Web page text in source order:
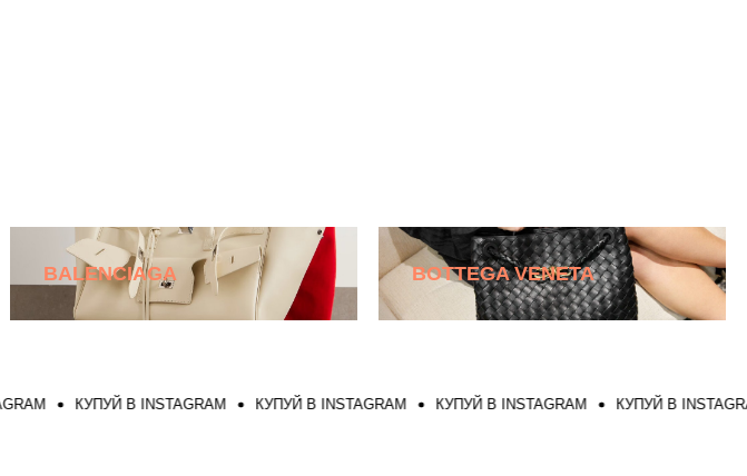
BALENCIAGA BOTTEGA VENETA
КУПУЙ В INSTAGRAM КУПУЙ В INSTAGRAM КУПУЙ В INSTAGRAM КУПУЙ В INSTAGRAM